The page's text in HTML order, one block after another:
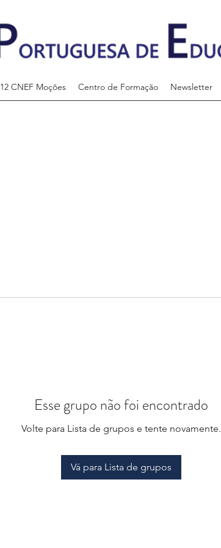
12 CNEF Moções Centro de Formação Newsletter
Esse grupo não foi encontrado
Volte para Lista de grupos e tente novamente.
Vá para Lista de grupos